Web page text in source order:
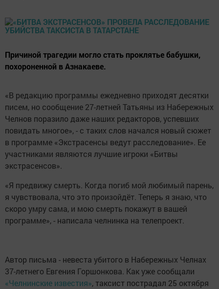
Причиной трагедии могло стать проклятье бабушки,
похороненной в Азнакаеве.
«В редакцию программы ежедневно приходят десятки
писем, но сообщение 27-летней Татьяны из Набережных
Челнов поразило даже наших редакторов, успевших
повидать многое», - с таких слов начался новый сюжет
в программе «Экстрасенсы ведут расследование». Ее
участниками являются лучшие игроки «Битвы
экстрасенсов».
«Я предвижу смерть. Когда погиб мой любимый парень,
я чувствовала, что это произойдёт. Теперь я знаю, что
скоро умру сама, и мою смерть покажут в вашей
программе», - написала челнинка на телепроект.
Автор письма - невеста убитого в Набережных Челнах
37-летнего Евгения Горшонкова. Как уже сообщали
«Челнинские известия», таксист пострадал 25 октября